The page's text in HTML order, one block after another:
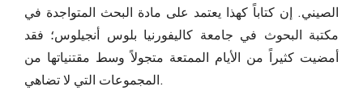
الصيني. إن كتاباً كهذا يعتمد على مادة البحث المتواجدة في
مكتبة البحوث في جامعة كاليفورنيا بلوس أنجيلوس؛ فقد
أمضيت كثيراً من الأيام الممتعة متجولاً وسط مقتنياتها من
المجموعات التي لا تضاهي.